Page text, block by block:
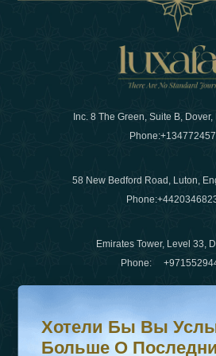
Inc. 8 The Green, Suite B,
Phone:
58 New Bedford Road, Luton,
Phone:
Emirates Tower, Level 33,
Phone:
WhatsApp Нет :
Хотели бы вы услышать
Подпишитесь на нашу рассылку
Хотели Бы Вы
Больше О